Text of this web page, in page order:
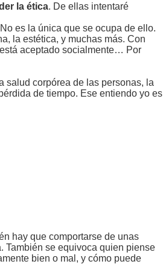
la ética. De ellas intentaré
es la única que se ocupa de ello.
la estética, y muchas más. Con
aceptado socialmente… Por
salud corpórea de las personas, la
de tiempo. Ese entiendo yo es
hay que comportarse de unas
También se equivoca quien piense
bien o mal, y cómo puede